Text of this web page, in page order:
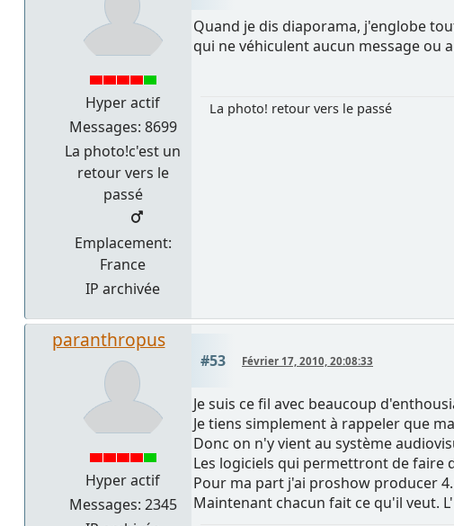
Hyper actif
Messages: 8699
La photo!c'est un
retour vers le
passé
Emplacement:
France
IP archivée
Quand je dis diaporama, j'englobe
qui ne véhiculent aucun message ou
La photo! retour vers le passé
paranthropus
Hyper actif
Messages: 2345
#53 Février 17, 2010, 20:08:33
Je suis ce fil avec beaucoup
Je tiens simplement à rappeler que
Donc on n'y vient au système
Les logiciels qui permettront de faire
Pour ma part j'ai proshow producer
Maintenant chacun fait ce qu'il veut.